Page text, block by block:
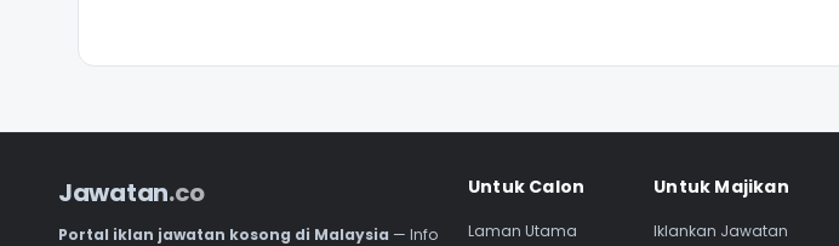
Jawatan.co
Portal iklan jawatan kosong di Malaysia — Info
Navigasi Footer
Untuk Calon
Laman Utama
Untuk Majikan
Iklankan Jawatan